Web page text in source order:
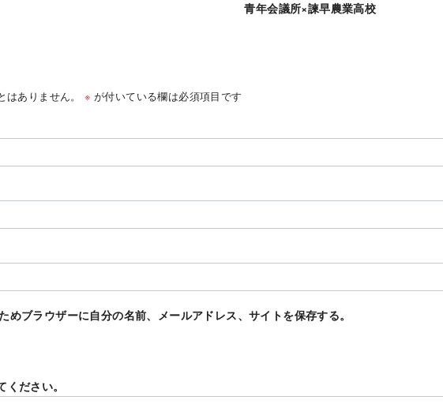
青年会議所×諫早農業高校
ありません。 ※ が付いている欄は必須項目です
めブラウザーに自分の名前、メールアドレス、サイトを保存する。
ださい。